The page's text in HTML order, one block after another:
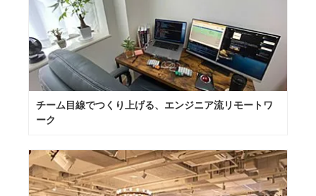
チーム目線でつくり上げる、エンジニア流リモートワ
ーク